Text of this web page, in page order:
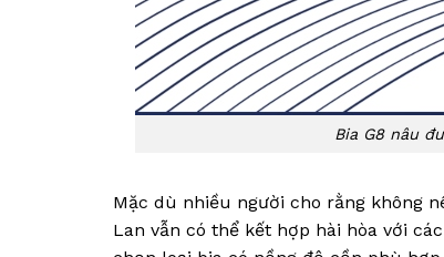
Bia G8 nâu
Mặc dù nhiều người cho rằng không
Lan vẫn có thể kết hợp hài hòa với